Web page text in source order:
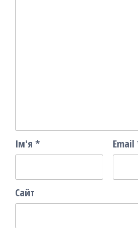
Ім'я * Email
Сайт